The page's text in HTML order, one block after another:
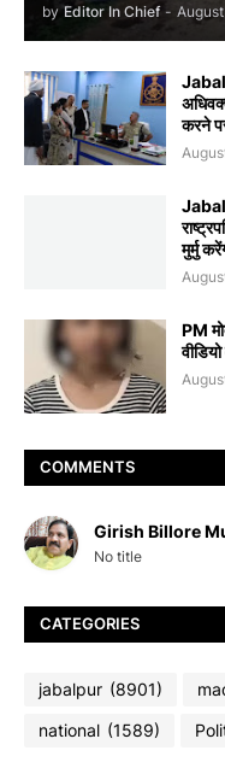
by Editor In Chief -
करने
मुर्मु
PM
COMMENTS
Girish Billore
No title
CATEGORIES
jabalpur (8901)
national (1589)